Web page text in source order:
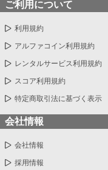
ご利用について
利用規約
アルファコイン利用規約
レンタルサービス利用規約
スコア利用規約
特定商取引法に基づく表示
会社情報
会社情報
採用情報